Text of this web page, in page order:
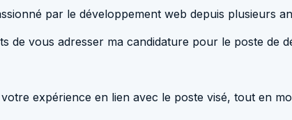
par le développement web depuis plusieurs
de vous adresser ma candidature pour le poste de
expérience en lien avec le poste visé, tout en